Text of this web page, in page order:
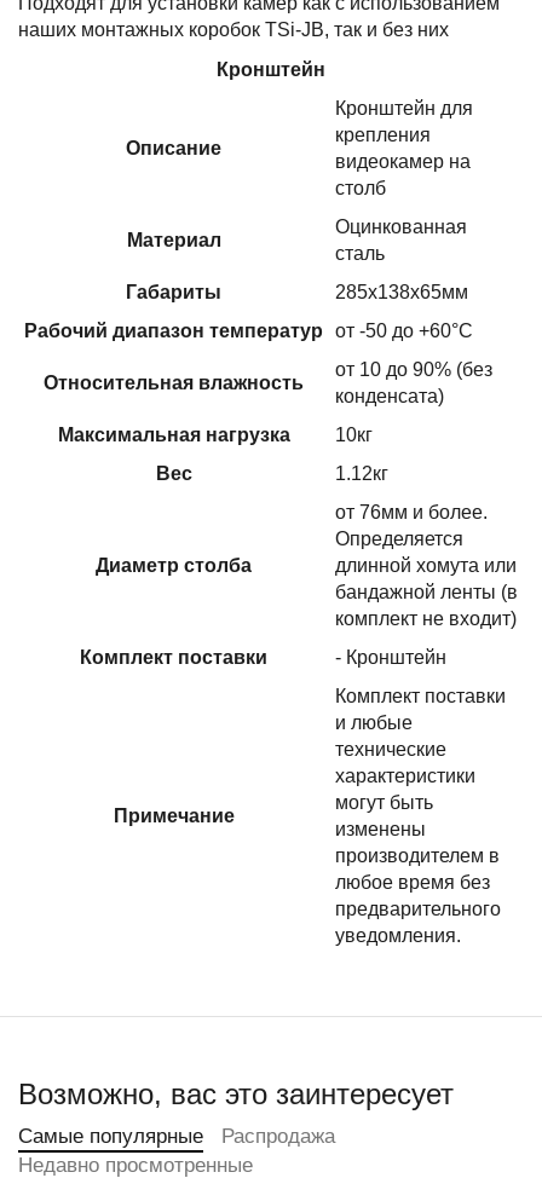
наших монтажных коробок TSi-JB, так и без них
Кронштейн
Описание
Кронштейн для
крепления
видеокамер на
столб
Материал
Оцинкованная
сталь
Габариты
285х138х65мм
Рабочий диапазон температур
от -50 до +60°С
Относительная влажность
от 10 до 90% (без
конденсата)
Максимальная нагрузка
10кг
Вес
1.12кг
Диаметр столба
от 76мм и более.
Определяется
длинной хомута или
бандажной ленты (в
комплект не входит)
Комплект поставки
- Кронштейн
Примечание
Комплект поставки
и любые
технические
характеристики
могут быть
изменены
производителем в
любое время без
предварительного
уведомления.
Возможно, вас это заинтересует
Самые популярные
Распродажа
Недавно просмотренные